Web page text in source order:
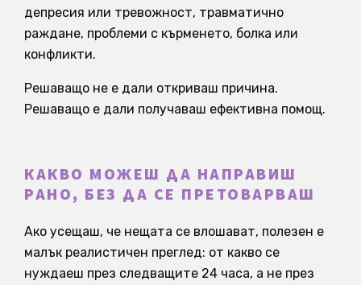
депресия или тревожност, травматично
раждане, проблеми с кърменето, болка или
конфликти.
Решаващо не е дали откриваш причина.
Решаващо е дали получаваш ефективна помощ.
КАКВО МОЖЕШ ДА НАПРАВИШ
РАНО, БЕЗ ДА СЕ ПРЕТОВАРВАШ
Ако усещаш, че нещата се влошават, полезен е
малък реалистичен преглед: от какво се
нуждаеш през следващите 24 часа, а не през